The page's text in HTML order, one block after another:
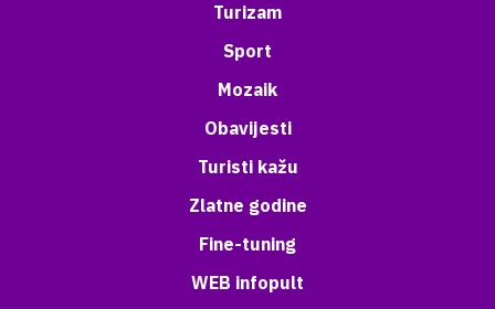
Turizam
Sport
Mozaik
Obavijesti
Turisti kažu
Zlatne godine
Fine-tuning
WEB infopult